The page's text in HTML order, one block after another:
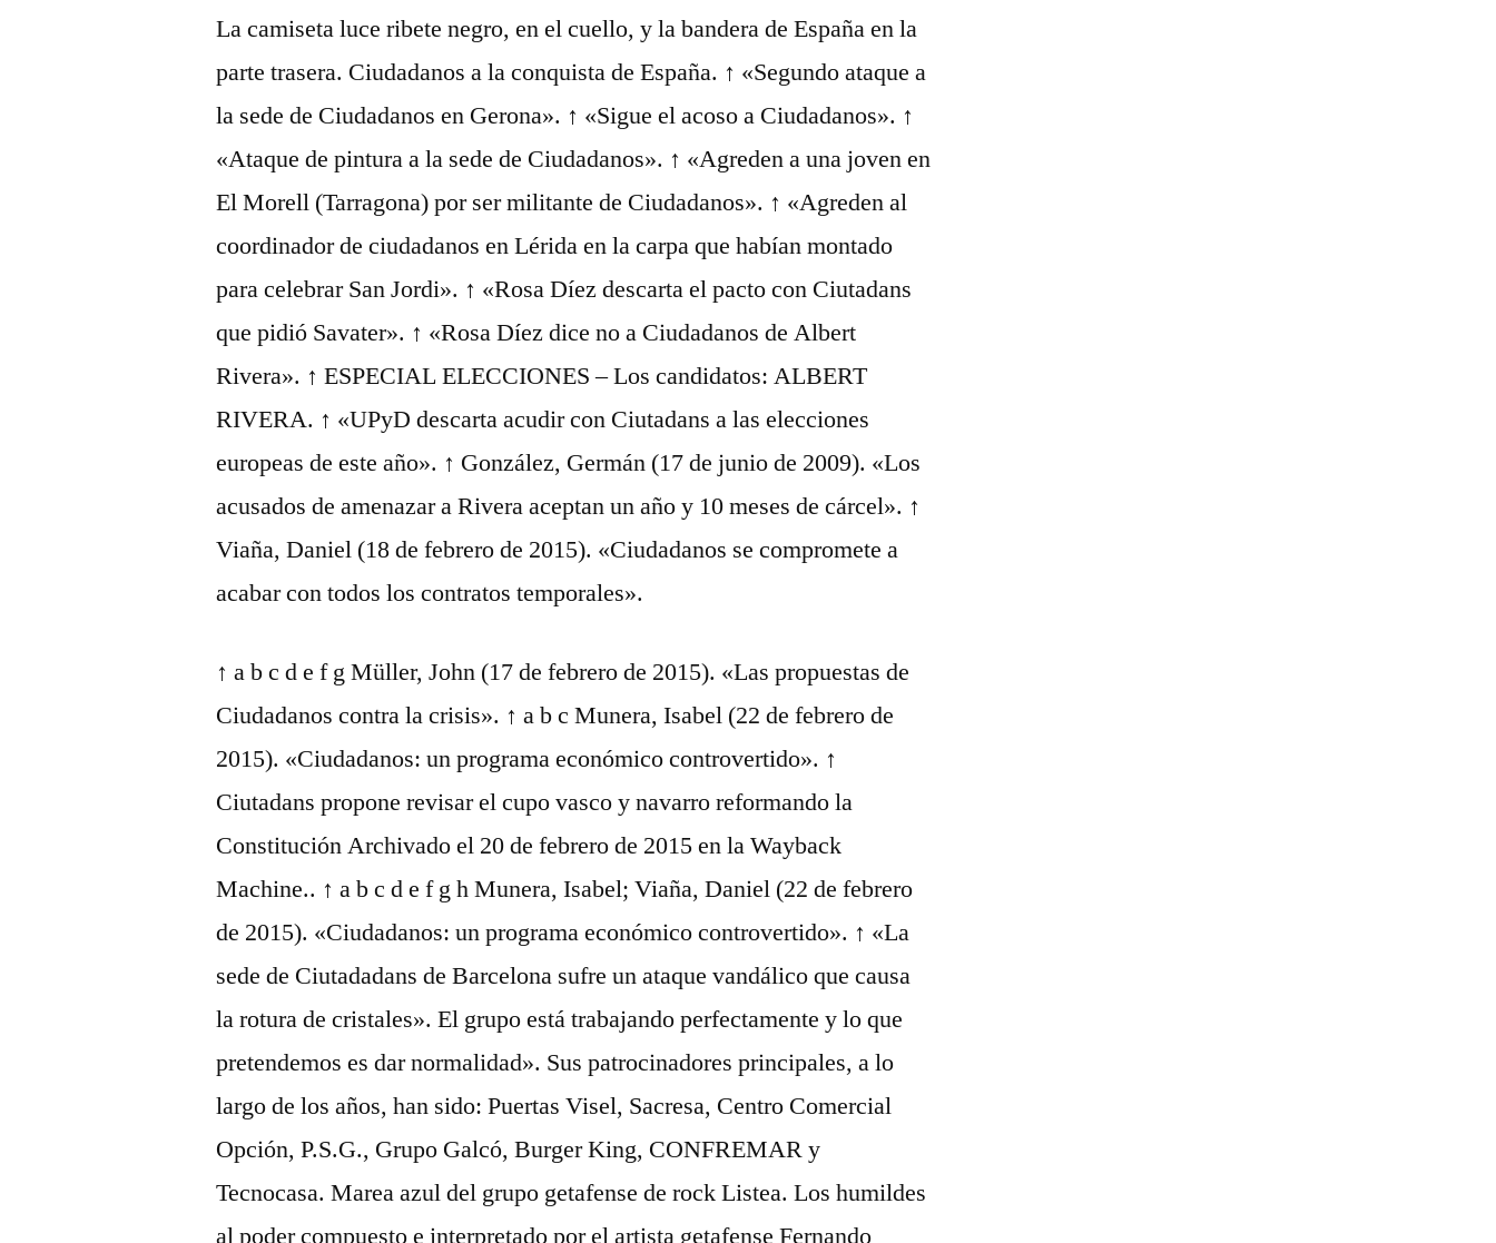
La camiseta luce ribete negro, en el cuello, y la bandera de España en la
parte trasera. Ciudadanos a la conquista de España. ↑ «Segundo ataque a
la sede de Ciudadanos en Gerona». ↑ «Sigue el acoso a Ciudadanos». ↑
«Ataque de pintura a la sede de Ciudadanos». ↑ «Agreden a una joven en
El Morell (Tarragona) por ser militante de Ciudadanos». ↑ «Agreden al
coordinador de ciudadanos en Lérida en la carpa que habían montado
para celebrar San Jordi». ↑ «Rosa Díez descarta el pacto con Ciutadans
que pidió Savater». ↑ «Rosa Díez dice no a Ciudadanos de Albert
Rivera». ↑ ESPECIAL ELECCIONES – Los candidatos: ALBERT
RIVERA. ↑ «UPyD descarta acudir con Ciutadans a las elecciones
europeas de este año». ↑ González, Germán (17 de junio de 2009). «Los
acusados de amenazar a Rivera aceptan un año y 10 meses de cárcel». ↑
Viaña, Daniel (18 de febrero de 2015). «Ciudadanos se compromete a
acabar con todos los contratos temporales».
↑ a b c d e f g Müller, John (17 de febrero de 2015). «Las propuestas de
Ciudadanos contra la crisis». ↑ a b c Munera, Isabel (22 de febrero de
2015). «Ciudadanos: un programa económico controvertido». ↑
Ciutadans propone revisar el cupo vasco y navarro reformando la
Constitución Archivado el 20 de febrero de 2015 en la Wayback
Machine.. ↑ a b c d e f g h Munera, Isabel; Viaña, Daniel (22 de febrero
de 2015). «Ciudadanos: un programa económico controvertido». ↑ «La
sede de Ciutadadans de Barcelona sufre un ataque vandálico que causa
la rotura de cristales». El grupo está trabajando perfectamente y lo que
pretendemos es dar normalidad». Sus patrocinadores principales, a lo
largo de los años, han sido: Puertas Visel, Sacresa, Centro Comercial
Opción, P.S.G., Grupo Galcó, Burger King, CONFREMAR y
Tecnocasa. Marea azul del grupo getafense de rock Listea. Los humildes
al poder compuesto e interpretado por el artista getafense Fernando